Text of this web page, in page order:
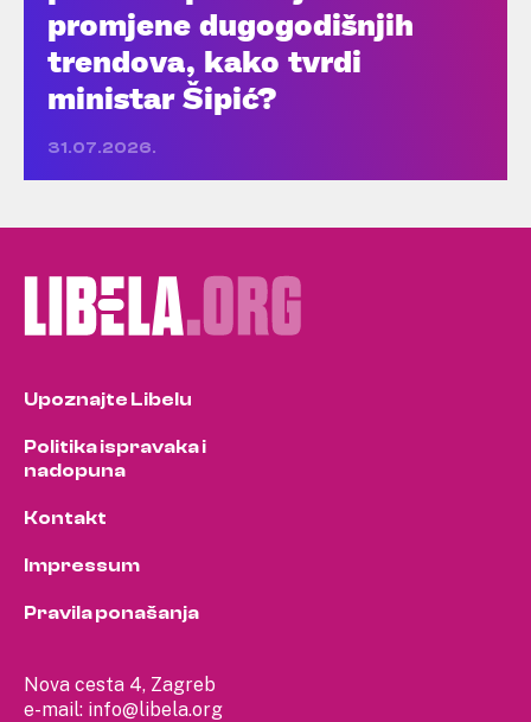
promjene dugogodišnjih
trendova, kako tvrdi
ministar Šipić?
31.07.2026.
Nova cesta 4, Zagreb
e-mail: info@libela.org
Upoznajte Libelu
Politika ispravaka i
nadopuna
Kontakt
Impressum
Pravila ponašanja